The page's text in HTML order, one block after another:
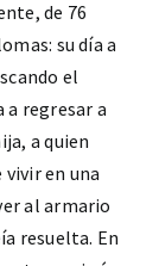
de 76
su día a
el
a regresar a
a quien
en una
al armario
resuelta. En